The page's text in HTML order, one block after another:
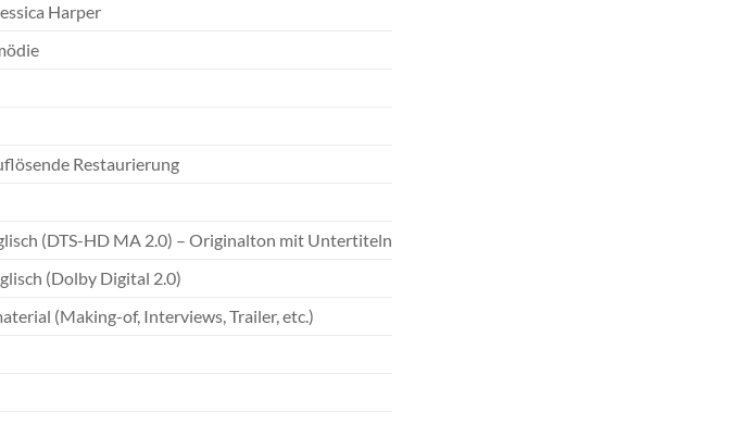
Harper
Restaurierung
(DTS-HD MA 2.0) – Originalton mit Untertiteln
(Dolby Digital 2.0)
(Making-of, Interviews, Trailer, etc.)